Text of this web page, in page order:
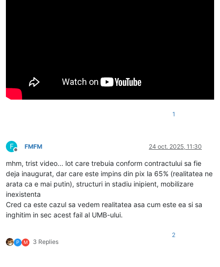
1
F
Deconectat
FMFM 24 oct. 2025, 11:30
mhm, trist video... lot care trebuia conform contractului sa fie
deja inaugurat, dar care este impins din pix la 65% (realitatea ne
arata ca e mai putin), structuri in stadiu inipient, mobilizare
inexistenta
Cred ca este cazul sa vedem realitatea asa cum este ea si sa
inghitim in sec acest fail al UMB-ului.
P M 3 Replies
2